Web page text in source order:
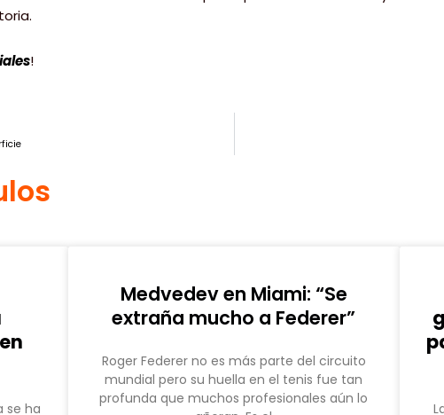
!
se ha
Medvedev en Miami: “Se
extraña mucho a Federer”
Roger Federer no es más parte del circuito
mundial pero su huella en el tenis fue tan
profunda que muchos profesionales aún lo